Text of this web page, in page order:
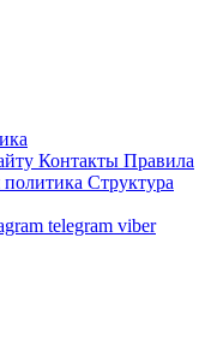
Контакты Правила
Структура
telegram viber